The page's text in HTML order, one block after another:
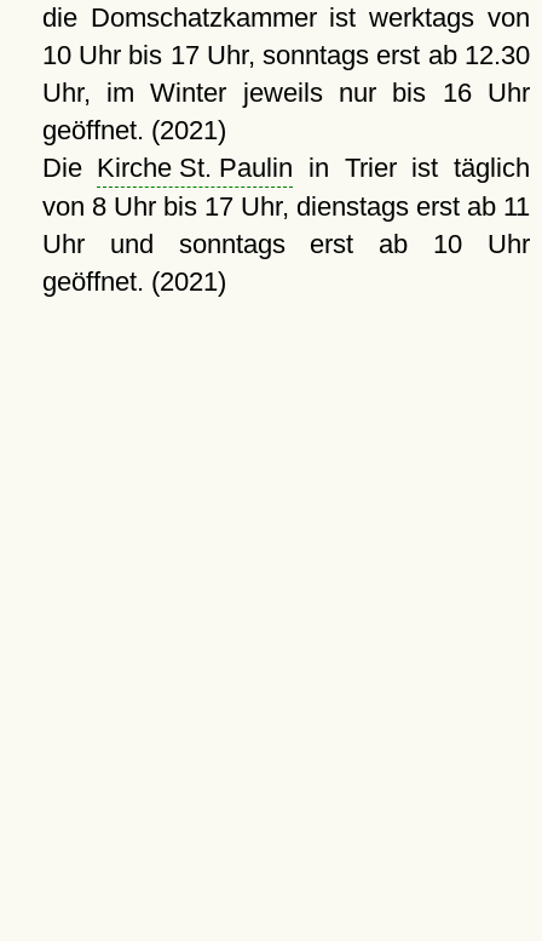
die Domschatzkammer ist werktags von
10 Uhr bis 17 Uhr, sonntags erst ab 12.30
Uhr, im Winter jeweils nur bis 16 Uhr
geöffnet. (2021)
Die Kirche St. Paulin in Trier ist täglich
von 8 Uhr bis 17 Uhr, dienstags erst ab 11
Uhr und sonntags erst ab 10 Uhr
geöffnet. (2021)